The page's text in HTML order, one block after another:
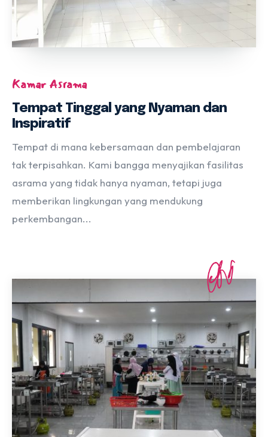
Kamar Asrama
Tempat Tinggal yang Nyaman dan
Inspiratif
Tempat di mana kebersamaan dan pembelajaran
tak terpisahkan. Kami bangga menyajikan fasilitas
asrama yang tidak hanya nyaman, tetapi juga
memberikan lingkungan yang mendukung
perkembangan...